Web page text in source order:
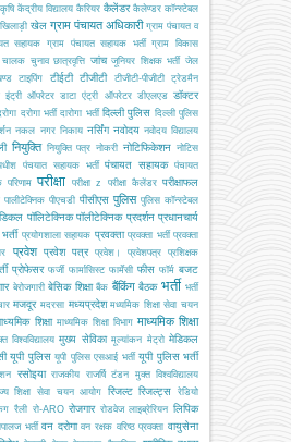
कृषि केंद्रीय विद्यालय कैरियर कैलेंडर कैलेण्डर कॉन्स्टेबल
खिलाड़ी खेल ग्राम पंचायत अधिकारी ग्राम पंचायत व
सहायक ग्राम पंचायत सहायक भर्ती ग्राम विकास
चालक चुनाव छात्रवृत्ति जांच जूनियर शिक्षक भर्ती जेल
टाइपिंग टीईटी टीजीटी टीजीटी-पीजीटी
ट्रेडमैन
इंट्री ऑपरेटर डाटा एंट्री ऑपरेटर डीएलएड डॉक्टर
दरोगा भर्ती दारोगा भर्ती दिल्ली पुलिस दिल्ली पुलिस
नकल नगर निकाय नर्सिंग नवोदय नवोदय विद्यालय
नियुक्ति नियुक्ति पत्र नोकरी नोटिफिकेशन नोटिस
पंचयात सहायक भर्ती पंचायत सहायक पंचायत
परिणाम परीक्षा परीक्षा z परीक्षा कैलेंडर परीक्षाफल
पालीटेक्निक पीएचडी पीसीएस पुलिस पुलिस कॉन्स्टेबल
पॉलिटेक्निक पॉलीटेक्निक प्रदर्शन प्रधानचार्य
प्रयोगशाला सहायक प्रवक्ता प्रवक्ता भर्ती प्रवक्ता
प्रवेश प्रवेश पत्र प्रवेश। प्रवेशपत्र प्रशिक्षक
प्रोफेसर फर्जी फार्मासिस्ट फार्मेसी फीस फॉर्म बजट
बेरोजगारी बेसिक शिक्षा बैंक बैंकिंग बैठक भर्ती भर्ती
मजदूर मदरसा मध्यप्रदेश मध्यमिक शिक्षा सेवा चयन
शिक्षा माध्यमिक शिक्षा विभाग माध्यमिक शिक्षा
विश्वविद्यालय मुख्य सेविका मूल्यांकन मेट्रो मेडिकल
यूपी पुलिस यूपी पुलिस एसआई भर्ती यूपी पुलिस भर्ती
रसोइया राजकीय राजर्षि टंडन मुक्त विश्वविद्यालय
शिक्षा सेवा चयन आयोग रिजल्ट रिजल्ट्स
रेडियो
रैली रो-ARO रोजगार रोडवेज लाइब्रेरियन लिपिक
भर्ती वन दरोगा वन रक्षक वरिष्ठ प्रवक्ता वायुसेना